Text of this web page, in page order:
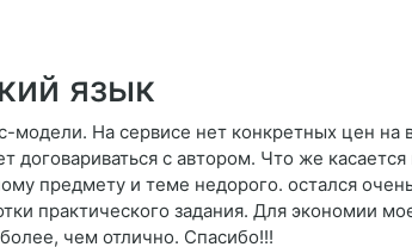
язык
модели. На сервисе нет конкретных цен
договариваться с автором. Что же
предмету и теме недорого. остался
практического задания. Для экономии
чем отлично. Спасибо!!!